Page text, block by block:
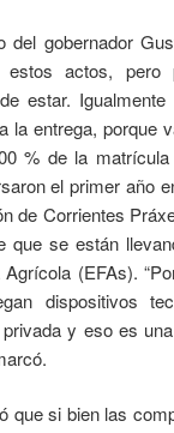
del gobernador
estos actos, pero
estar.
la entrega, porque
% de la
el primer año
de Corrientes
que se están
(EFAs).
dispositivos
y eso es
que si bien las